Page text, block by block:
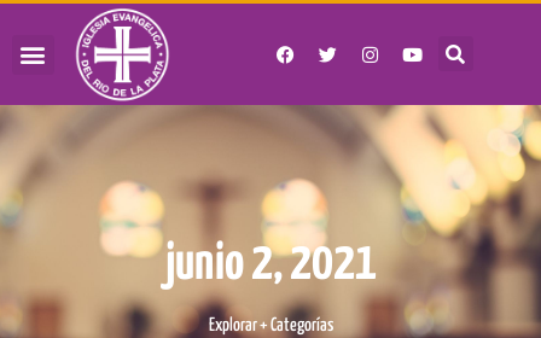
junio 2, 2021
Explorar + Categorías